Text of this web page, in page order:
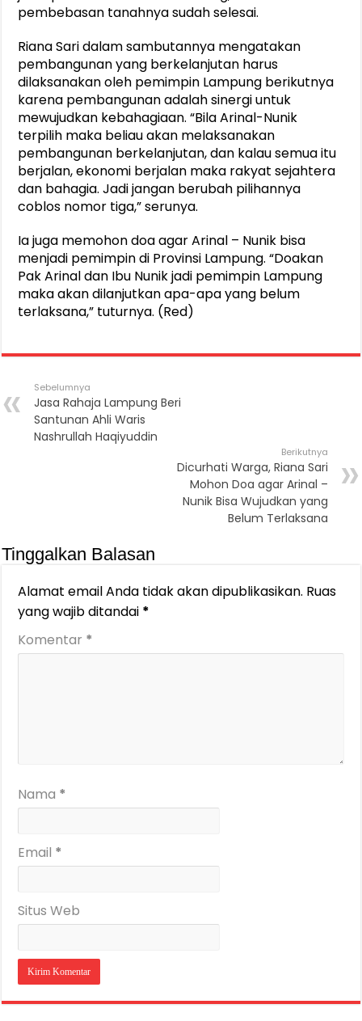
pembebasan tanahnya sudah selesai.
Riana Sari dalam sambutannya mengatakan
pembangunan yang berkelanjutan harus
dilaksanakan oleh pemimpin Lampung berikutnya
karena pembangunan adalah sinergi untuk
mewujudkan kebahagiaan. “Bila Arinal-Nunik
terpilih maka beliau akan melaksanakan
pembangunan berkelanjutan, dan kalau semua itu
berjalan, ekonomi berjalan maka rakyat sejahtera
dan bahagia. Jadi jangan berubah pilihannya
coblos nomor tiga,” serunya.
Ia juga memohon doa agar Arinal – Nunik bisa
menjadi pemimpin di Provinsi Lampung. “Doakan
Pak Arinal dan Ibu Nunik jadi pemimpin Lampung
maka akan dilanjutkan apa-apa yang belum
terlaksana,” tuturnya. (Red)
Sebelumnya
Jasa Rahaja Lampung Beri
Santunan Ahli Waris
Nashrullah Haqiyuddin
Berikutnya
Dicurhati Warga, Riana Sari
Mohon Doa agar Arinal –
Nunik Bisa Wujudkan yang
Belum Terlaksana
Tinggalkan Balasan
Alamat email Anda tidak akan dipublikasikan. Ruas
yang wajib ditandai *
Komentar *
Nama *
Email *
Situs Web